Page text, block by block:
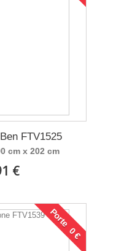
FTV1525
cm x 202 cm
€
Porte 0 €